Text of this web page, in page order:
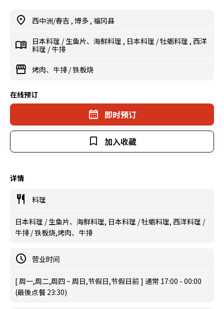
西中洲/春吉 , 博多 , 福冈县
日本料理 /生鱼片、海鲜料理 , 日本料理 /牡蛎料理 , 西洋
料理 /牛排
烤肉、牛排 /铁板烧
在线预订
即时预订
加入收藏
详情
料理
日本料理 / 生鱼片、海鲜料理, 日本料理 / 牡蛎料理, 西洋料理 /
牛排 / 铁板烧,烤肉、牛排
营业时间
[ 周一,周二,周四 ~ 周日,节假日,节假日前 ] 通常 17:00 - 00:00
(最後点餐 23:30)